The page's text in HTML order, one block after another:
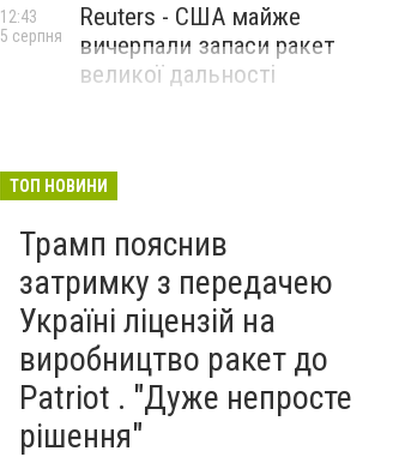
Reuters - США майже
вичерпали запаси ракет
великої дальності
12:43
5 серпня
ТОП НОВИНИ
Трамп пояснив
затримку з передачею
Україні ліцензій на
виробництво ракет до
Patriot . "Дуже непросте
рішення"